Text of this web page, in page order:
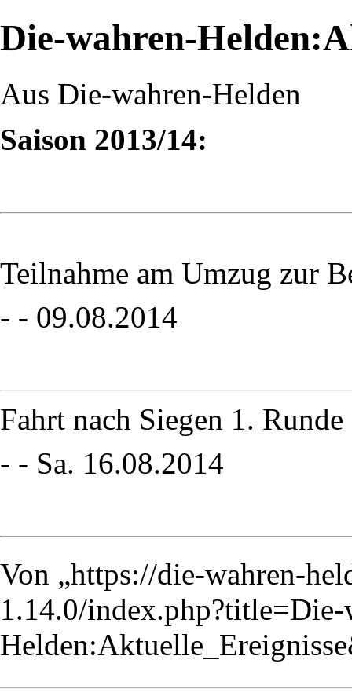
Die-wahren-
Aus Die-wahren-Helden
Saison 2013/14:
Teilnahme am Umzug zur
- - 09.08.2014
Fahrt nach Siegen 1.
- - Sa. 16.08.2014
Von „https://die-wahren-
1.14.0/index.php?title=Die-